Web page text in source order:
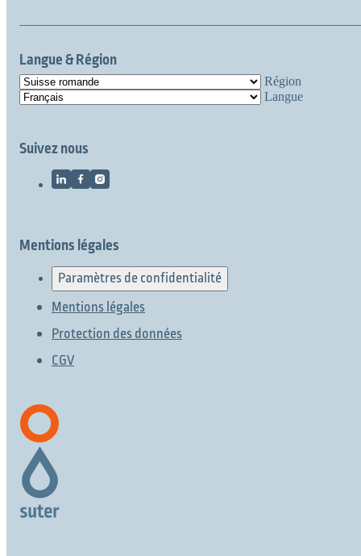
Langue & Région
Région
Langue
Suivez nous
Mentions légales
Paramètres de confidentialité
Mentions légales
Protection des données
CGV